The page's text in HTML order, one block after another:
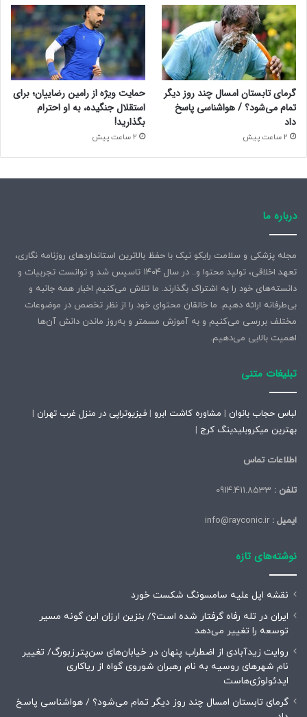
گرمای تابستان امسال چند روز دیگر
تمام می‌شود؟ / هواشناسی پاسخ
داد
2 ساعت پیش
حمایت ویژه از رامین رضاییان؛ برای
استقلال جنگیده، به او احترام
بگذارید!
2 ساعت پیش
درباره ما
مجله پزشکی و سلامت رایکو نیک با حفظ بالاترین استانداردهای روزنامه نگاری،
تعهد اخلاقی، تولید محتوا و.. در سال ۱۴۰۴ تاسیس شد و توانست تجربیات و
دانسته‌های خود را به اشتراک بگذارند. ما تلاش می‌کنیم اخبار همه جانبه و
بی‌طرفانه ارائه دهیم. ما خالقان محتوای خود را از نظر تخصص در موضوعات
مختلف بررسی می‌کنیم و به آموزش مسمتر و به‌روز ماندن دانش آن‌ها
اهمیت بالایی می‌دهیم.
تبلیغات متنی
لباس حجاب بانوان | مشاوره کاشت ابرو | فیزیوتراپی در منزل غرب تهران |
بهترین میکروبلیدینگ کرج |
اطلاعات تماس
تلفن :
ایمیل :
نوشته‌های تازه
نقشه اپل علیه سامسونگ شکست خورد
ایران در تله رفاه گرفتار شده است؟/ بنزین ارزان این گونه مسیر
توسعه را تغییر می‌دهد
روایت زیدآبادی از اضطراب پنهان در خیابان‌های سن‌پترزبورگ/ تغییر
نام شهرهای روسیه به نام رهبران شوروی گواه از ریاکاری
ایدئولوژی‌هاست
گرمای تابستان امسال چند روز دیگر تمام می‌شود؟ / هواشناسی پاسخ